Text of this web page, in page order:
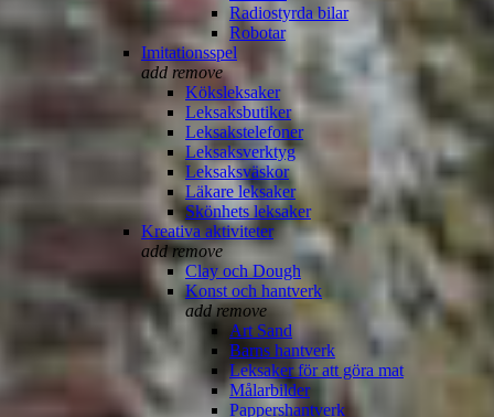
Radiostyrda bilar
Robotar
Imitationsspel
add remove
Köksleksaker
Leksaksbutiker
Leksakstelefoner
Leksaksverktyg
Leksaksväskor
Läkare leksaker
Skönhets leksaker
Kreativa aktiviteter
add remove
Clay och Dough
Konst och hantverk
add remove
Art Sand
Barns hantverk
Leksaker för att göra mat
Målarbilder
Pappershantverk